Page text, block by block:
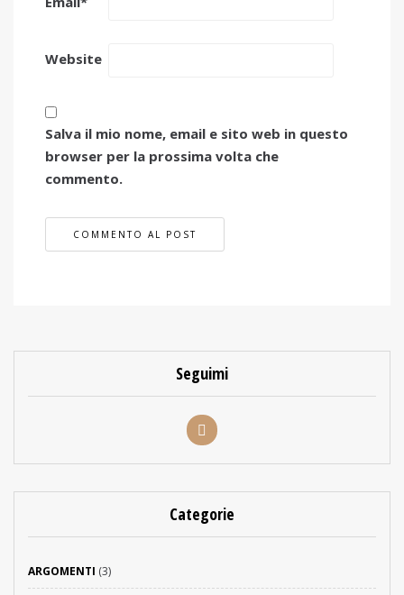
Website
Salva il mio nome, email e sito web in questo
browser per la prossima volta che
commento.
Seguimi
Categorie
ARGOMENTI (3)